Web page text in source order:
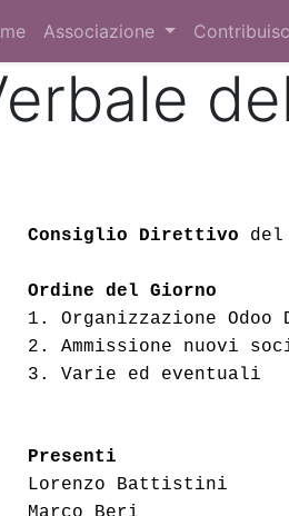
Associazione
Consiglio Direttivo del
Ordine del Giorno
1. Organizzazione Odoo
2. Ammissione nuovi
3. Varie ed eventuali
Presenti
Lorenzo Battistini